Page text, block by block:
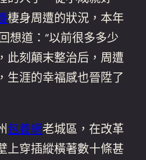
棲身周遭的狀況，本年
想道：“以前很多多少
此刻顛末整治后，周遭
生涯的幸福感也晉陞了
包養網老城區，在改革
上穿插縱橫著數十條甚